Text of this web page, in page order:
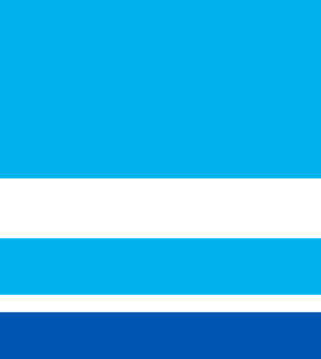
industriella HMI-lösningar